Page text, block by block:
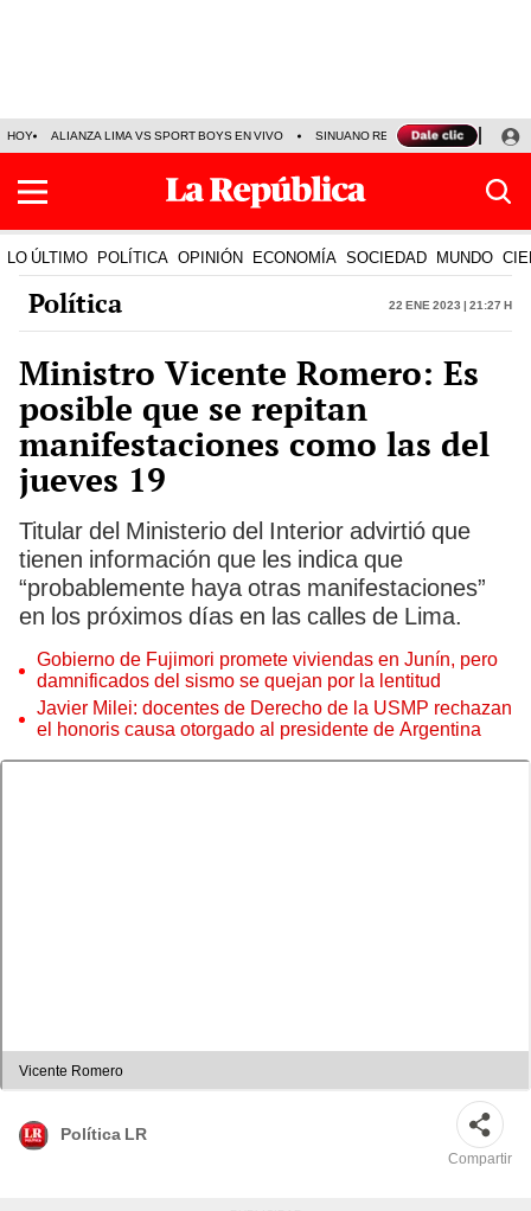
HOY ALIANZA LIMA VS SPORT BOYS EN VIVO SINUANO RESULTADOS HOY
LO ÚLTIMO POLÍTICA OPINIÓN ECONOMÍA SOCIEDAD MUNDO
Política 22 Ene 2023 | 21:27 h
Ministro Vicente Romero: Es
posible que se repitan
manifestaciones como las del
jueves 19
Titular del Ministerio del Interior advirtió que
tienen información que les indica que
“probablemente haya otras manifestaciones”
en los próximos días en las calles de Lima.
Gobierno de Fujimori promete viviendas en Junín, pero
damnificados del sismo se quejan por la lentitud
Javier Milei: docentes de Derecho de la USMP rechazan
el honoris causa otorgado al presidente de Argentina
Vicente Romero
Política LR
Compartir